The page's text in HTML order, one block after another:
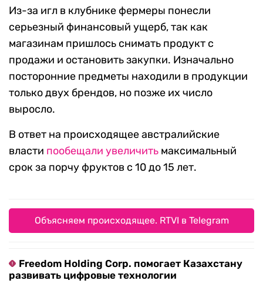
Из-за игл в клубнике фермеры понесли
серьезный финансовый ущерб, так как
магазинам пришлось снимать продукт с
продажи и остановить закупки. Изначально
посторонние предметы находили в продукции
только двух брендов, но позже их число
выросло.
В ответ на происходящее австралийские
власти пообещали увеличить максимальный
срок за порчу фруктов с 10 до 15 лет.
Объясняем происходящее. RTVI в Telegram
Freedom Holding Corp. помогает Казахстану
развивать цифровые технологии